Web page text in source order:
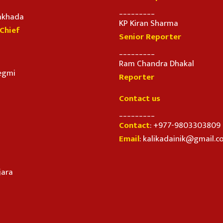
KP Kiran Sharma
Senior Reporter
Ram Chandra Dhakal
Reporter
Contact us
Contact: +977-9803303809
Email: